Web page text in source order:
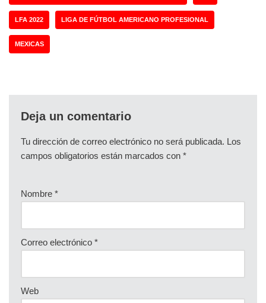
LFA 2022 LIGA DE FÚTBOL AMERICANO PROFESIONAL
MEXICAS
Deja un comentario
Tu dirección de correo electrónico no será publicada. Los
campos obligatorios están marcados con *
Nombre *
Correo electrónico *
Web